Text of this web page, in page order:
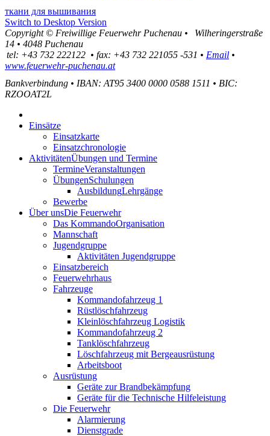
ткани для вышивания
Switch to Desktop Version
Copyright © Freiwillige Feuerwehr Puchenau •
Wilheringerstraße
14 • 4048 Puchenau
tel: +43 732 222122 • fax: +43 732 221055 -531 • Email •
www.feuerwehr-puchenau.at
Bankverbindung • IBAN: AT95 3400 0000 0588 1511 • BIC:
RZOOAT2L
Einsätze
Einsatzkarte
Einsatzchronologie
AktivitätenÜbungen und Termine
TermineVeranstaltungen
ÜbungenSchulungen
AusbildungLehrgänge
Bewerbe
Über unsDie Feuerwehr
Das KommandoOrganisation
Mannschaft
Jugendgruppe
Aktivitäten Jugendgruppe
Einsatzbereich
Feuerwehrhaus
Fahrzeuge
Kommandofahrzeug 1
Rüstlöschfahrzeug
Kleinlöschfahrzeug Logistik
Kommandofahrzeug 2
Tanklöschfahrzeug
Löschfahrzeug mit Bergeausrüstung
Arbeitsboot
Ausrüstung
Geräte zur Brandbekämpfung
Geräte für die Technische Hilfeleistung
Die Feuerwehr
Alarmierung
Dienstgrade